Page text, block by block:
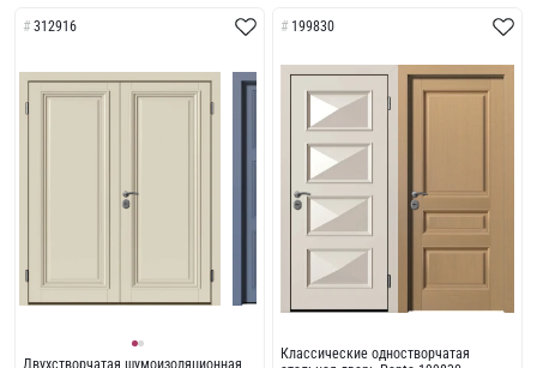
312916 199830
Классические одностворчатая